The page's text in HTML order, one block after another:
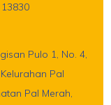
Pulo 1, No. 4,
Pal
Pal Merah,